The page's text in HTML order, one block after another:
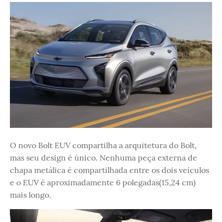
O novo Bolt EUV compartilha a arquitetura do Bolt,
mas seu design é único. Nenhuma peça externa de
chapa metálica é compartilhada entre os dois veículos
e o EUV é aproximadamente 6 polegadas(15,24 cm)
mais longo.